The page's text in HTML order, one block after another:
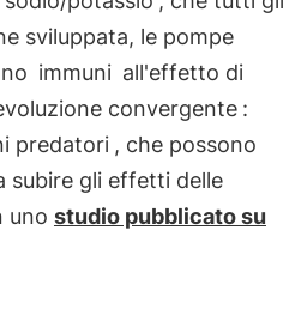
sviluppata, le pompe
immuni all'effetto di
convergente :
predatori , che possono
subire gli effetti delle
uno studio pubblicato su